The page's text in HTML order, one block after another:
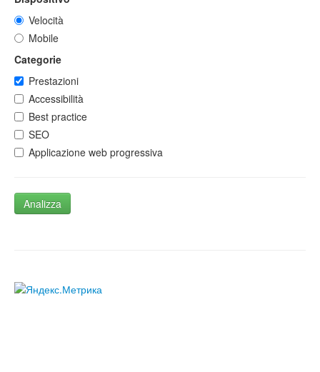
Velocità
Mobile
Categorie
Prestazioni
Accessibilità
Best practice
SEO
Applicazione web progressiva
Analizza